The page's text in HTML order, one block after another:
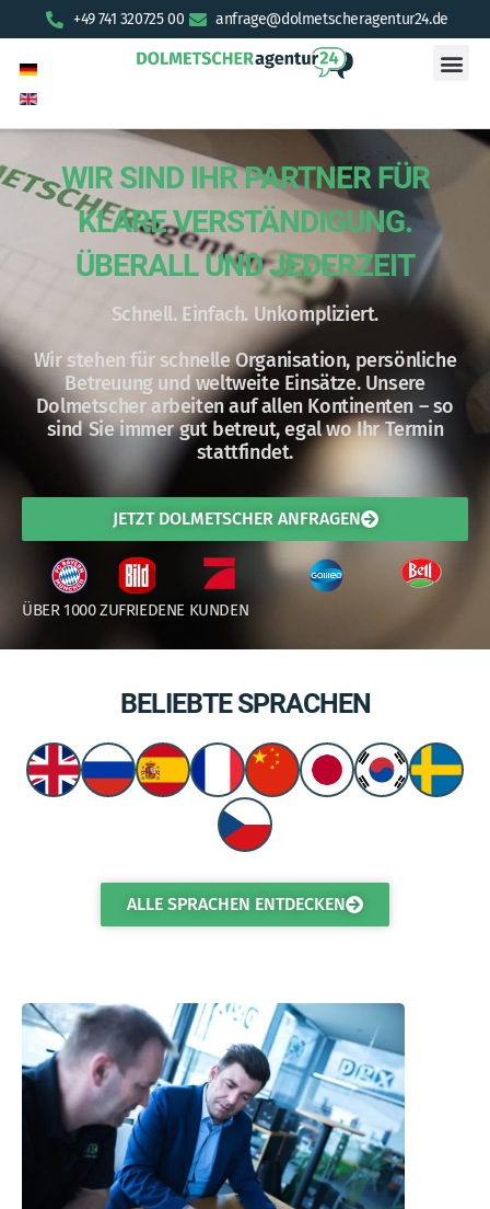
+49 741 320725 00 anfrage@dolmetscheragentur24.de
WIR SIND IHR PARTNER FÜR
KLARE VERSTÄNDIGUNG.
ÜBERALL UND JEDERZEIT
Schnell. Einfach. Unkompliziert.
Wir stehen für schnelle Organisation, persönliche
Betreuung und weltweite Einsätze. Unsere
Dolmetscher arbeiten auf allen Kontinenten – so
sind Sie immer gut betreut, egal wo Ihr Termin
stattfindet.
JETZT DOLMETSCHER ANFRAGEN
ÜBER 1000 ZUFRIEDENE KUNDEN
BELIEBTE SPRACHEN
ALLE SPRACHEN ENTDECKEN